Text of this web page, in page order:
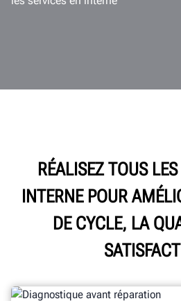
RÉALISEZ TOUS
INTERNE POUR
DE CYCLE, LA